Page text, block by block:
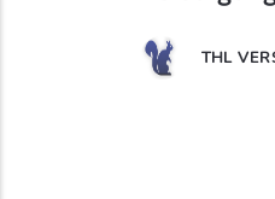
THL